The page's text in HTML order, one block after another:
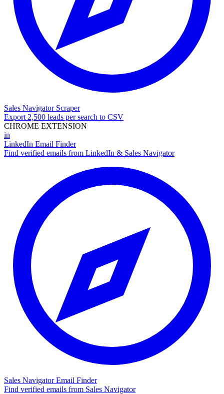
Sales Navigator Scraper
Export 2,500 leads per search to CSV
CHROME EXTENSION
in
LinkedIn Email Finder
Find verified emails from LinkedIn & Sales Navigator
Sales Navigator Email Finder
Find verified emails from Sales Navigator